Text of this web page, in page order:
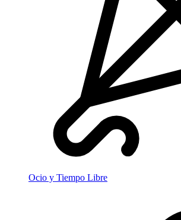
Ocio y Tiempo Libre